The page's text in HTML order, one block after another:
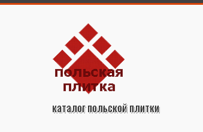
каталог польской плитки